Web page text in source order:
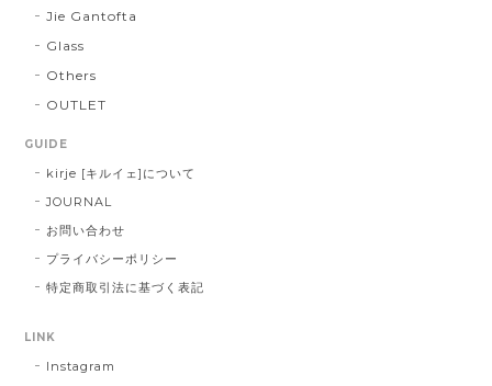
Jie Gantofta
Glass
Others
OUTLET
GUIDE
kirje [キルイェ]について
JOURNAL
お問い合わせ
プライバシーポリシー
特定商取引法に基づく表記
LINK
Instagram